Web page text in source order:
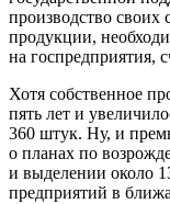
производство своих
продукции,
на госпредприятия,
Хотя собственное
пять лет и
360 штук. Ну, и
о планах по
и выделении около
предприятий в